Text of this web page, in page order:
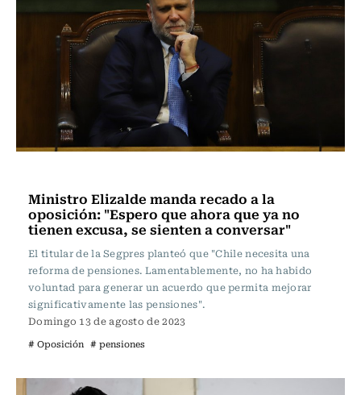
Ministro Elizalde manda recado a la
oposición: "Espero que ahora que ya no
tienen excusa, se sienten a conversar"
El titular de la Segpres planteó que "Chile necesita una
reforma de pensiones. Lamentablemente, no ha habido
voluntad para generar un acuerdo que permita mejorar
significativamente las pensiones".
Domingo 13 de agosto de 2023
# Oposición # pensiones